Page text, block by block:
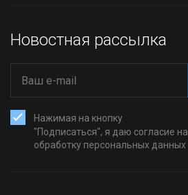
Новостная рассылка
Нажимая на кнопку
"Подписаться", я даю согласие на
обработку персональных данных